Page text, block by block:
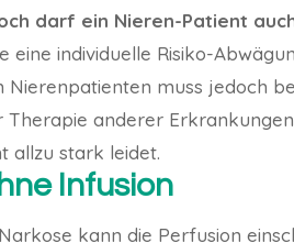
darf ein Nieren-Patient
eine individuelle Risiko-
muss jedoch
anderer Erkrankungen
allzu stark leidet.
Infusion
kann die Perfusion